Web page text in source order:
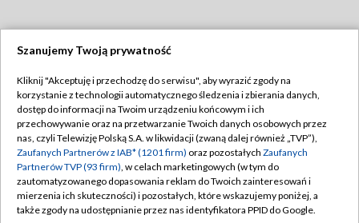
TVP
Abonament TVP
Emisja w TVP
Centrum informacji TVP
Naziemna Telewizja Cyfrowa
Regulamin TVP
Polityka prywatności
Moje zgody
Pomoc
Szanujemy Twoją prywatność
Kliknij "Akceptuję i przechodzę do serwisu", aby wyrazić zgody na
korzystanie z technologii automatycznego śledzenia i zbierania danych,
dostęp do informacji na Twoim urządzeniu końcowym i ich
przechowywanie oraz na przetwarzanie Twoich danych osobowych przez
nas, czyli Telewizję Polską S.A. w likwidacji (zwaną dalej również „TVP”),
Zaufanych Partnerów z IAB* (1201 firm) oraz pozostałych Zaufanych
Partnerów TVP (93 firm), w celach marketingowych (w tym do
zautomatyzowanego dopasowania reklam do Twoich zainteresowań i
mierzenia ich skuteczności) i pozostałych, które wskazujemy poniżej, a
także zgody na udostępnianie przez nas identyfikatora PPID do Google.